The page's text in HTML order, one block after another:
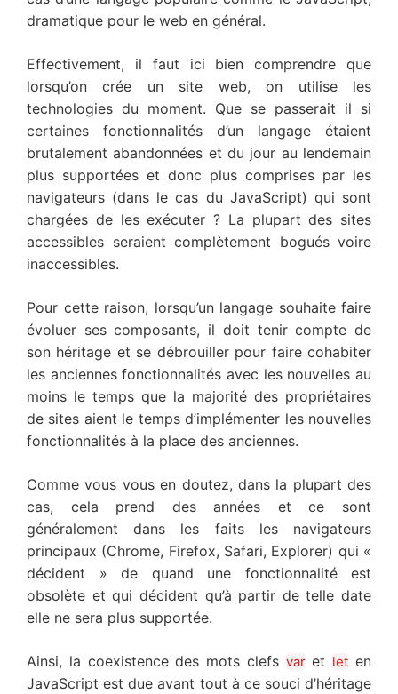
dramatique pour le web en général.
Effectivement, il faut ici bien comprendre que
lorsqu’on crée un site web, on utilise les
technologies du moment. Que se passerait il si
certaines fonctionnalités d’un langage étaient
brutalement abandonnées et du jour au lendemain
plus supportées et donc plus comprises par les
navigateurs (dans le cas du JavaScript) qui sont
chargées de les exécuter ? La plupart des sites
accessibles seraient complètement bogués voire
inaccessibles.
Pour cette raison, lorsqu’un langage souhaite faire
évoluer ses composants, il doit tenir compte de
son héritage et se débrouiller pour faire cohabiter
les anciennes fonctionnalités avec les nouvelles au
moins le temps que la majorité des propriétaires
de sites aient le temps d’implémenter les nouvelles
fonctionnalités à la place des anciennes.
Comme vous vous en doutez, dans la plupart des
cas, cela prend des années et ce sont
généralement dans les faits les navigateurs
principaux (Chrome, Firefox, Safari, Explorer) qui «
décident » de quand une fonctionnalité est
obsolète et qui décident qu’à partir de telle date
elle ne sera plus supportée.
Ainsi, la coexistence des mots clefs varet let en
JavaScript est due avant tout à ce souci d’héritage